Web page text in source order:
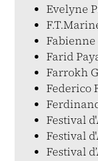
Evelyne
Fabienne
Farid
Farrokh
Federico
Festival
Festival
Festival